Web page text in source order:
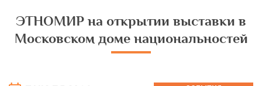
ЭТНОМИР на открытии выставки в
Московском доме национальностей